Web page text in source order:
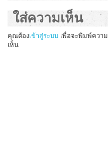
ใส่ความเห็น
คุณต้องเข้าสู่ระบบ เพื่อจะพิมพ์ความ
เห็น